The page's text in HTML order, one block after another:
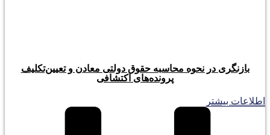
بازنگری در نحوه محاسبه حقوق دولتی معادن و تعیین‌تکلیف
پرونده‌های اکتشافی
اطلاعات بیشتر